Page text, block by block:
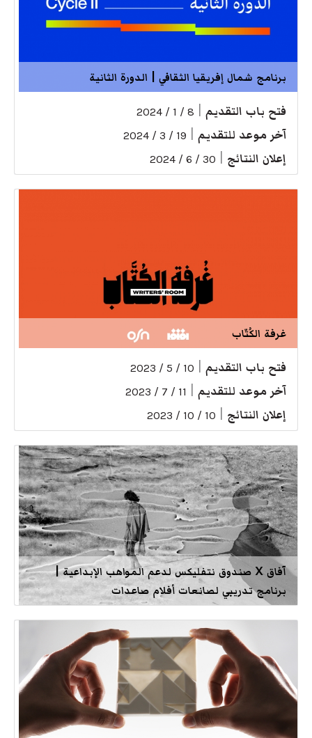
برنامج شمال إفريقيا الثقافي | الدورة الثانية
فتح باب التقديم 8 / 1 / 2024
آخر موعد للتقديم 19 / 3 / 2024
إعلان النتائج 30 / 6 / 2024
غرفة الكُتّاب
فتح باب التقديم 10 / 5 / 2023
آخر موعد للتقديم 11 / 7 / 2023
إعلان النتائج 10 / 10 / 2023
آفاق X صندوق نتفليكس لدعم المواهب الإبداعية |
برنامج تدريبي لصانعات أفلام صاعدات